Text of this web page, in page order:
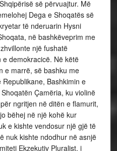
së përvuajtur. Më
Dega e Shoqatës së
të nderuarin Hysni
në bashkëveprim me
një fushatë
demokracicë. Në këtë
e marrë, së bashku me
Bashkimin e
Çamëria, ku violinë
ngritjen në ditën e flamurit,
bëhej në një kohë kur
e kishte vendosur një gjë të
nuk kishte ndodhur në asnjë
Ekzekutiv Pluralist, i